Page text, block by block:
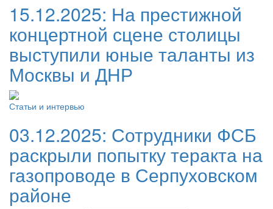
15.12.2025: На престижной
концертной сцене столицы
выступили юные таланты из
Москвы и ДНР
Статьи и интервью
03.12.2025: Сотрудники ФСБ
раскрыли попытку теракта на
газопроводе в Серпуховском
районе